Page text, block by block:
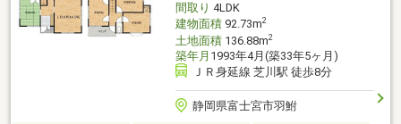
間取り 4LDK
建物面積92.73m2
土地面積136.88m2
築年月 1993年4月(築33年5ヶ月)
ＪＲ身延線 芝川駅 徒歩8分
静岡県富士宮市羽鮒